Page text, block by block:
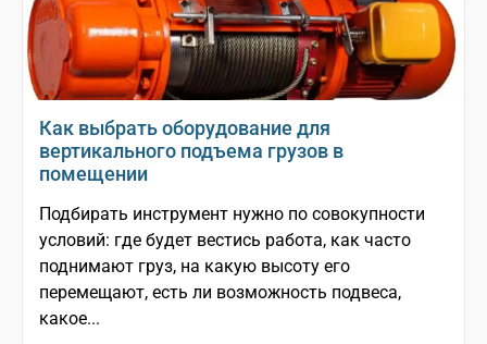
Как выбрать оборудование для
вертикального подъема грузов в
помещении
Подбирать инструмент нужно по совокупности
условий: где будет вестись работа, как часто
поднимают груз, на какую высоту его
перемещают, есть ли возможность подвеса,
какое...